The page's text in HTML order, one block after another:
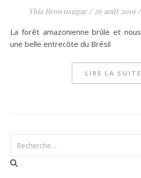
Thia Brownsugar / 26 août 2019 /
La forêt amazonienne brûle et nous prions en mangeant
une belle entrecôte du Brésil
LIRE LA SUITE